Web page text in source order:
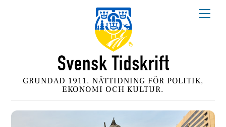
GRUNDAD 1911. NÄTTIDNING FÖR POLITIK,
EKONOMI OCH KULTUR.